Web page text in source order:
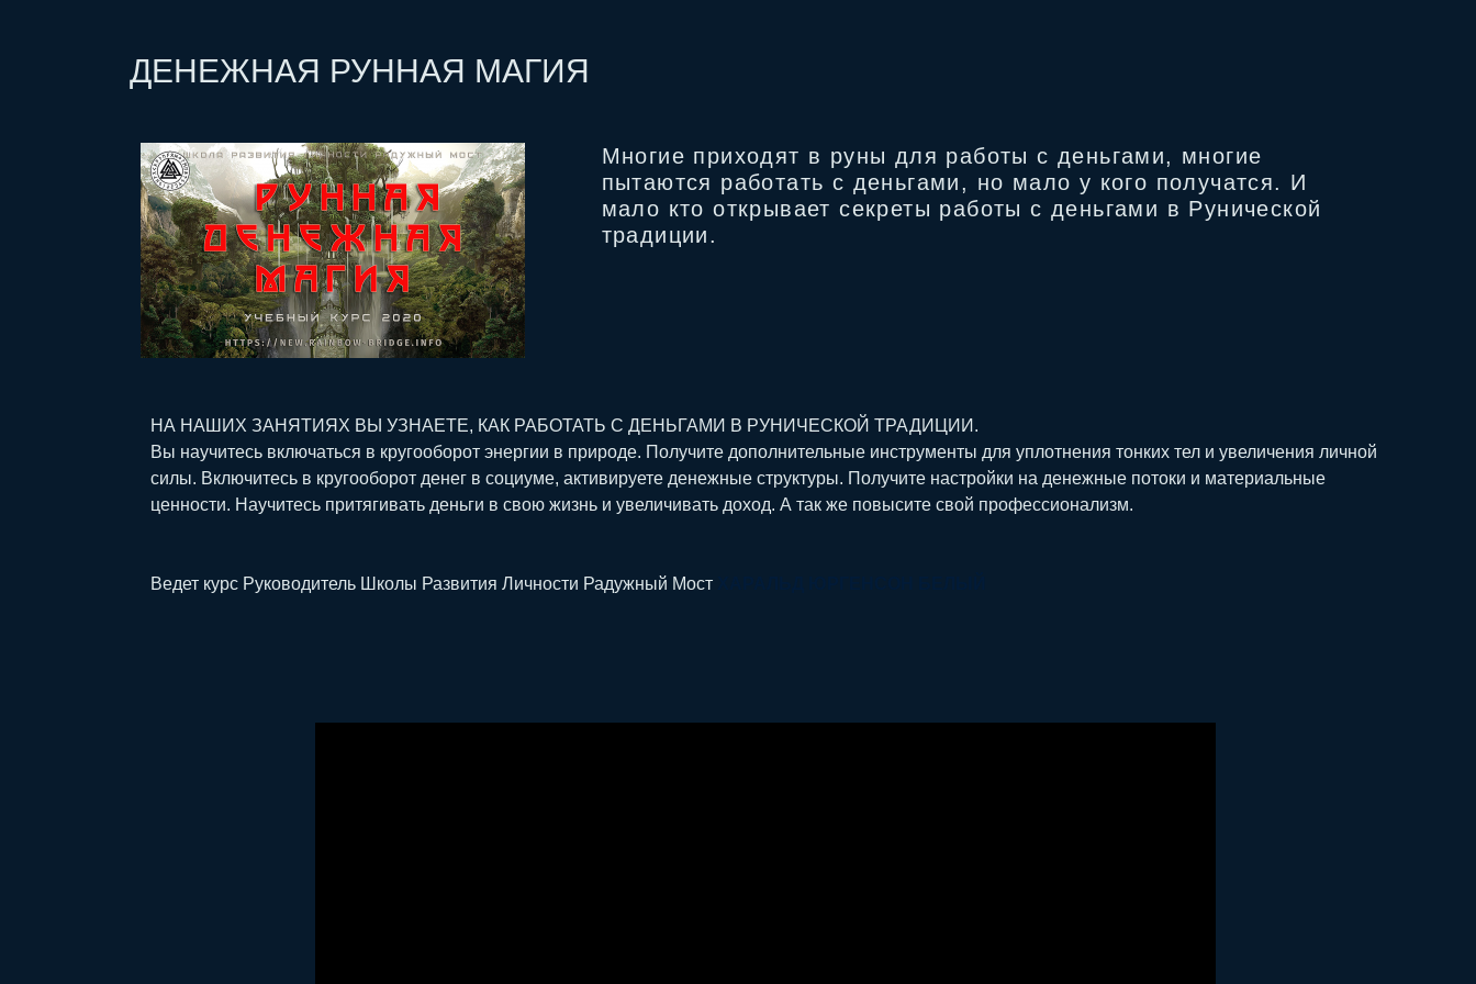
ДЕНЕЖНАЯ РУННАЯ МАГИЯ
Многие приходят в руны для работы с деньгами, многие
пытаются работать с деньгами, но мало у кого получатся. И
мало кто открывает секреты работы с деньгами в Рунической
традиции.
НА НАШИХ ЗАНЯТИЯХ ВЫ УЗНАЕТЕ, КАК РАБОТАТЬ С ДЕНЬГАМИ В РУНИЧЕСКОЙ ТРАДИЦИИ.
Вы научитесь включаться в кругооборот энергии в природе. Получите дополнительные инструменты для уплотнения тонких тел и увеличения личной
силы. Включитесь в кругооборот денег в социуме, активируете денежные структуры. Получите настройки на денежные потоки и материальные
ценности. Научитесь притягивать деньги в свою жизнь и увеличивать доход. А так же повысите свой профессионализм.
Ведет курс Руководитель Школы Развития Личности Радужный Мост